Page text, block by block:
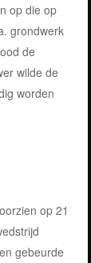
op die op
grondwerk
de
wilde de
worden
op 21
gebeurde